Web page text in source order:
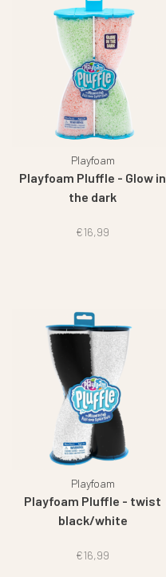
Playfoam
Playfoam Pluffle - Glow in
the dark
€16,99
Playfoam
Playfoam Pluffle - twist
black/white
€16,99